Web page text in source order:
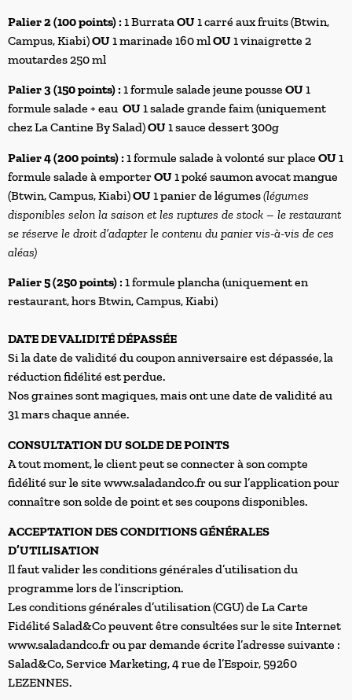
Palier 2 (100 points) :1 BurrataOU 1 carré aux fruits (Btwin,
Campus, Kiabi)OU 1 marinade 160 mlOU 1vinaigrette 2
moutardes 250 ml
Palier 3 (150 points) :1 formule salade jeune pousse OU 1
formule salade + eau OU 1 salade grande faim (uniquement
chez La Cantine By Salad)OU 1 sauce dessert 300g
Palier 4 (200 points) :1 formule salade à volonté sur place OU 1
formule salade à emporterOU 1 poké saumon avocat mangue
(Btwin, Campus, Kiabi)OU 1 panier de légumes(légumes
disponibles selon la saison et les ruptures de stock – le restaurant
se réserve le droit d’adapter le contenu du panier vis-à-vis de ces
aléas)
Palier 5 (250 points) :1 formule plancha (uniquement en
restaurant, hors Btwin, Campus, Kiabi)
DATE DE VALIDITÉ DÉPASSÉE
Si la date de validité du coupon anniversaire est dépassée, la
réduction fidélité est perdue.
Nos graines sont magiques, mais ont une date de validité au
31 mars chaque année.
CONSULTATION DU SOLDE DE POINTS
A tout moment, le client peut se connecter à son compte
fidélité sur le site www.saladandco.fr ou sur l’application pour
connaître son solde de point et ses coupons disponibles.
ACCEPTATION DES CONDITIONS GÉNÉRALES
D’UTILISATION
Il faut valider les conditions générales d’utilisation du
programme lors de l’inscription.
Les conditions générales d’utilisation (CGU) de La Carte
Fidélité Salad&Co peuvent être consultées sur le site Internet
www.saladandco.fr ou par demande écrite l’adresse suivante :
Salad&Co, Service Marketing, 4 rue de l’Espoir, 59260
LEZENNES.